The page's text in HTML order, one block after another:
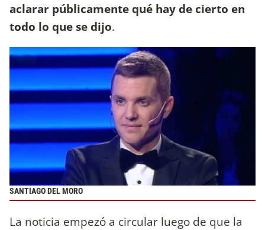
aclarar públicamente qué hay de cierto en
todo lo que se dijo.
SANTIAGO DEL MORO
La noticia empezó a circular luego de que la